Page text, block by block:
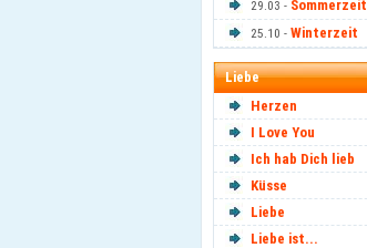
29.03 - Sommerzeit
25.10 - Winterzeit
Liebe
Herzen
I Love You
Ich hab Dich lieb
Küsse
Liebe
Liebe ist...